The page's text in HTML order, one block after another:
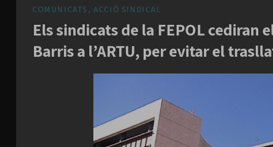
COMUNICATS, ACCIÓ SINDICAL
Els sindicats de la FEPOL cediran
Barris a l’ARTU, per evitar el